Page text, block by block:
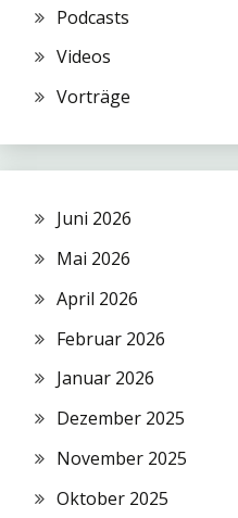
Podcasts
Videos
Vorträge
Juni 2026
Mai 2026
April 2026
Februar 2026
Januar 2026
Dezember 2025
November 2025
Oktober 2025